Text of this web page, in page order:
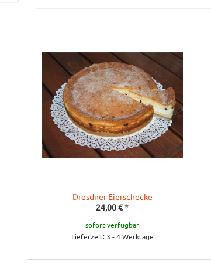
Dresdner Eierschecke
24,00 €*
sofort verfügbar
Lieferzeit: 3 - 4 Werktage